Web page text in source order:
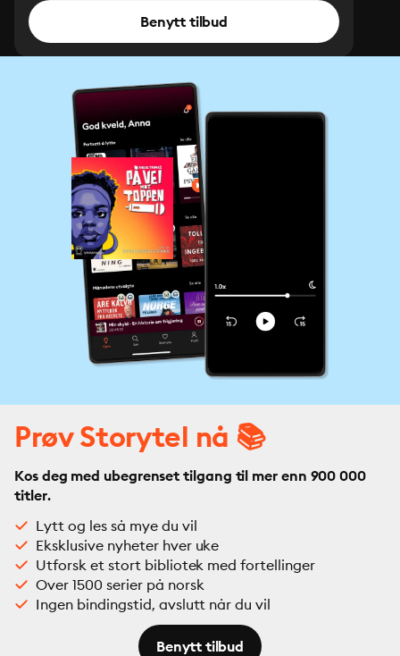
Benytt tilbud
Prøv Storytel nå 📚
Kos deg med ubegrenset tilgang til mer enn 900 000
titler.
Lytt og les så mye du vil
Eksklusive nyheter hver uke
Utforsk et stort bibliotek med fortellinger
Over 1500 serier på norsk
Ingen bindingstid, avslutt når du vil
Benytt tilbud